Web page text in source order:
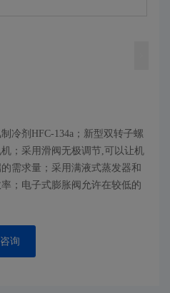
冷剂HFC-134a；新型双转子螺
；采用滑阀无极调节,可以让机
需求量；采用满液式蒸发器和
；电子式膨胀阀允许在较低的
询